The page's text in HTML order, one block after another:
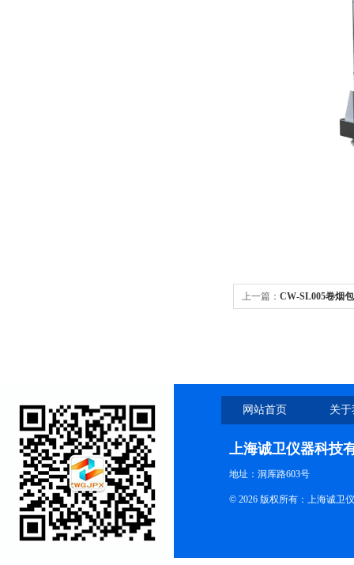
上一篇： CW-SL005卷烟
网站首页 关
上海诚卫仪器科技
地址：洞厍路603号
© 2026 版权所有：上海诚卫